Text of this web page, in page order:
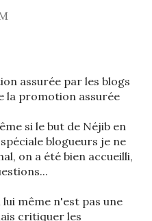
assurée par les blogs
la promotion assurée
si le but de Néjib en
blogueurs je ne
on a été bien accueilli,
même n'est pas une
critiquer les